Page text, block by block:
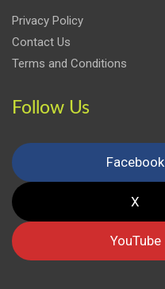
Privacy Policy
Contact Us
Terms and Conditions
Follow Us
Facebook
X
YouTube